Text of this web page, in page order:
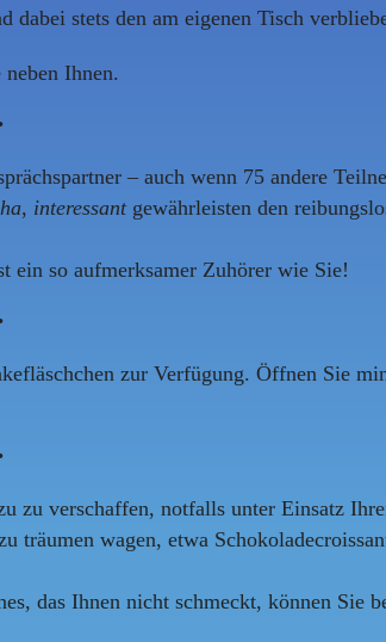
stets den am eigenen Tisch
Ihnen.
– auch wenn 75 andere
, interessantgewährleisten den
ein so aufmerksamer Zuhörer wie Sie!
zur Verfügung. Öffnen Sie
zu verschaffen, notfalls unter Einsatz
träumen wagen, etwa
das Ihnen nicht schmeckt, können Sie